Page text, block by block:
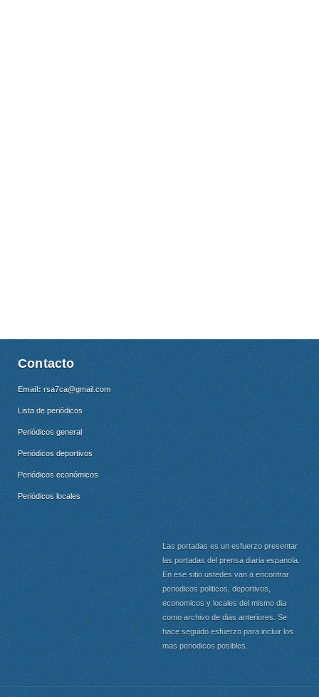
Contacto
Email: rsa7ca@gmail.com
Lista de periódicos
Periódicos general
Periódicos deportivos
Periódicos económicos
Periódicos locales
Las portadas es un esfuerzo presentar
las portadas del prensa diaria espanola.
En ese sitio ustedes van a encontrar
periodicos politicos, deportivos,
economicos y locales del mismo dia
como archivo de dias anteriores. Se
hace seguido esfuerzo para incluir los
mas periodicos posibles.